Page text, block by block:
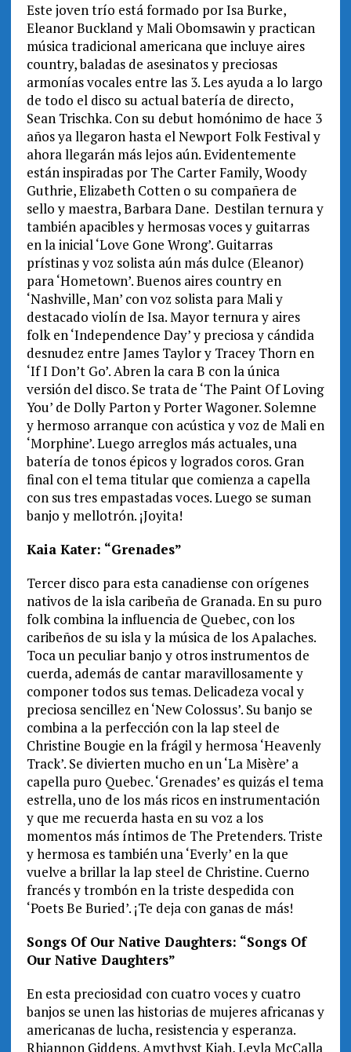
Este joven trío está formado por Isa Burke,
Eleanor Buckland y Mali Obomsawin y practican
música tradicional americana que incluye aires
country, baladas de asesinatos y preciosas
armonías vocales entre las 3. Les ayuda a lo largo
de todo el disco su actual batería de directo,
Sean Trischka. Con su debut homónimo de hace 3
años ya llegaron hasta el Newport Folk Festival y
ahora llegarán más lejos aún. Evidentemente
están inspiradas por The Carter Family, Woody
Guthrie, Elizabeth Cotten o su compañera de
sello y maestra, Barbara Dane. Destilan ternura y
también apacibles y hermosas voces y guitarras
en la inicial ‘Love Gone Wrong’. Guitarras
prístinas y voz solista aún más dulce (Eleanor)
para ‘Hometown’. Buenos aires country en
‘Nashville, Man’ con voz solista para Mali y
destacado violín de Isa. Mayor ternura y aires
folk en ‘Independence Day’ y preciosa y cándida
desnudez entre James Taylor y Tracey Thorn en
‘If I Don’t Go’. Abren la cara B con la única
versión del disco. Se trata de ‘The Paint Of Loving
You’ de Dolly Parton y Porter Wagoner. Solemne
y hermoso arranque con acústica y voz de Mali en
‘Morphine’. Luego arreglos más actuales, una
batería de tonos épicos y logrados coros. Gran
final con el tema titular que comienza a capella
con sus tres empastadas voces. Luego se suman
banjo y mellotrón. ¡Joyita!
Kaia Kater: “Grenades”
Tercer disco para esta canadiense con orígenes
nativos de la isla caribeña de Granada. En su puro
folk combina la influencia de Quebec, con los
caribeños de su isla y la música de los Apalaches.
Toca un peculiar banjo y otros instrumentos de
cuerda, además de cantar maravillosamente y
componer todos sus temas. Delicadeza vocal y
preciosa sencillez en ‘New Colossus’. Su banjo se
combina a la perfección con la lap steel de
Christine Bougie en la frágil y hermosa ‘Heavenly
Track’. Se divierten mucho en un ‘La Misère’ a
capella puro Quebec. ‘Grenades’ es quizás el tema
estrella, uno de los más ricos en instrumentación
y que me recuerda hasta en su voz a los
momentos más íntimos de The Pretenders. Triste
y hermosa es también una ‘Everly’ en la que
vuelve a brillar la lap steel de Christine. Cuerno
francés y trombón en la triste despedida con
‘Poets Be Buried’. ¡Te deja con ganas de más!
Songs Of Our Native Daughters: “Songs Of
Our Native Daughters”
En esta preciosidad con cuatro voces y cuatro
banjos se unen las historias de mujeres africanas y
americanas de lucha, resistencia y esperanza.
Rhiannon Giddens, Amythyst Kiah, Leyla McCalla